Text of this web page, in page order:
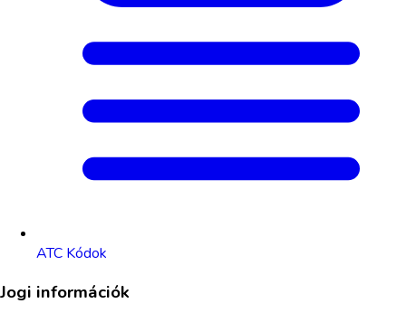
ATC Kódok
Jogi információk